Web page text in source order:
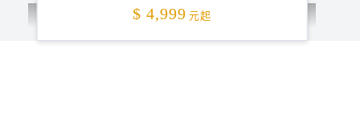
$ 4,999 元起